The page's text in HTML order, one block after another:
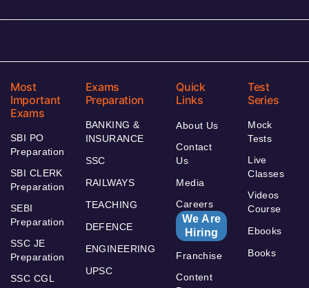
Most
Important
Exams
SBI PO
Preparation
SBI CLERK
Preparation
SEBI
Preparation
SSC JE
Preparation
SSC CGL
Exams
Preparation
BANKING &
INSURANCE
SSC
RAILWAYS
TEACHING
DEFENCE
ENGINEERING
UPSC
Quick
Links
About Us
Contact
Us
Media
Careers
We Are
Hiring
Franchise
Content
Test
Series
Mock
Tests
Live
Classes
Videos
Course
Ebooks
Books